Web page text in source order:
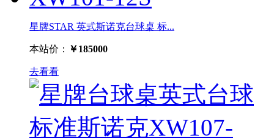
星牌STAR 英式斯诺克台球桌 标...
本站价： ￥185000
去看看